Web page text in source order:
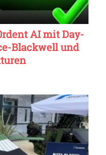
AI mit Day-
Blackwell und